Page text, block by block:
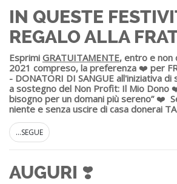
IN QUESTE
REGALO ALLA
Esprimi GRATUITAMENTE, entro e non
2021 compreso, la preferenza ❤️ per
- DONATORI DI SANGUE all'iniziativa
a sostegno del Non Profit: Il Mio Dono
bisogno per un domani più sereno”❤️
niente e senza uscire di casa donerai
...SEGUE
AUGURI ❣️